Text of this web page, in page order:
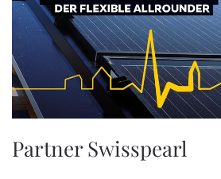
Partner Swisspearl